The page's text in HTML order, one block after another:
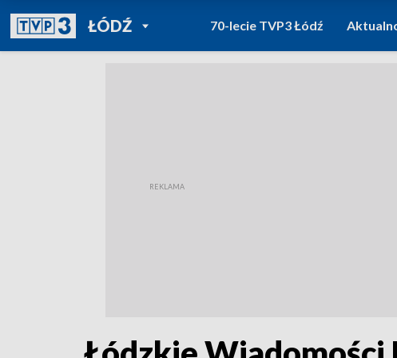
ŁÓDŹPOWRÓT DO
TVP REGIONY
70-lecie TVP3 Łódź